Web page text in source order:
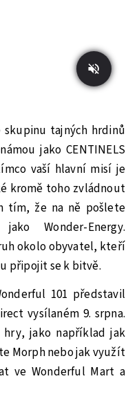
skupinu tajných hrdinů
jako CENTINELS
vaší hlavní misí je
kromě toho zvládnout
tím, že na ně pošlete
Wonder-Energy.
okolo obyvatel, kteří
připojit se k bitvě.
101 představil
vysílaném 9. srpna.
jako například jak
Morph nebo jak využít
ve Wonderful Mart a